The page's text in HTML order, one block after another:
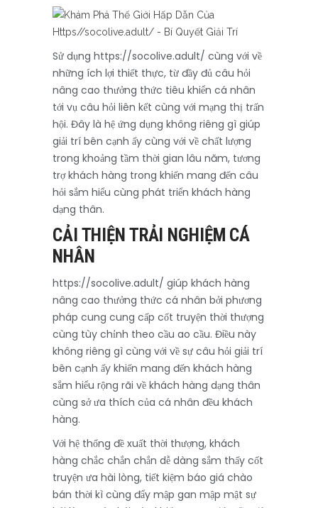
Sử dụng https://socolive.adult/ cùng với về
những ích lợi thiết thực, từ đầy đủ câu hỏi
nâng cao thưởng thức tiêu khiển cá nhân
tới vụ câu hỏi liên kết cùng với mạng thị trấn
hội. Đây là hệ ứng dụng không riêng gì giúp
giải trí bên cạnh ấy cùng với về chất lượng
trong khoảng tầm thời gian lâu năm, tương
trợ khách hàng trong khiến mang đến câu
hỏi sắm hiểu cùng phát triển khách hàng
dạng thân.
CẢI THIỆN TRẢI NGHIỆM CÁ
NHÂN
https://socolive.adult/ giúp khách hàng
nâng cao thưởng thức cá nhân bởi phương
pháp cung cung cấp cốt truyện thời thượng
cùng tùy chỉnh theo cầu ao cầu. Điều này
không riêng gì cùng với về sự câu hỏi giải trí
bên cạnh ấy khiến mang đến khách hàng
sắm hiểu rộng rãi về khách hàng dạng thân
cùng sở ưa thích của cá nhân đều khách
hàng.
Với hệ thống đề xuất thời thượng, khách
hàng chắc chắn chắn dễ dàng sắm thấy cốt
truyện ưa hài lòng, tiết kiệm báo giá chào
bán thời kì cùng đẩy mập gan mập mật sự